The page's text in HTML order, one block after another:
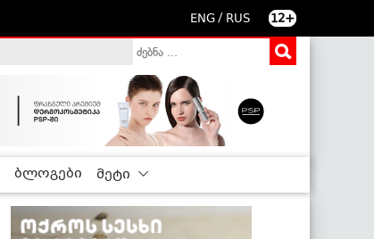
ENG / RUS 12+
ბლოგები მეტი